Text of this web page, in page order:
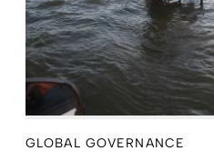
GLOBAL GOVERNANCE